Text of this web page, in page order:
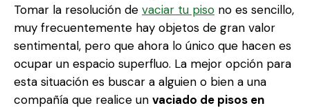
Tomar la resolución de vaciar tu piso no es sencillo,
muy frecuentemente hay objetos de gran valor
sentimental, pero que ahora lo único que hacen es
ocupar un espacio superfluo. La mejor opción para
esta situación es buscar a alguien o bien a una
compañía que realice un vaciado de pisos en